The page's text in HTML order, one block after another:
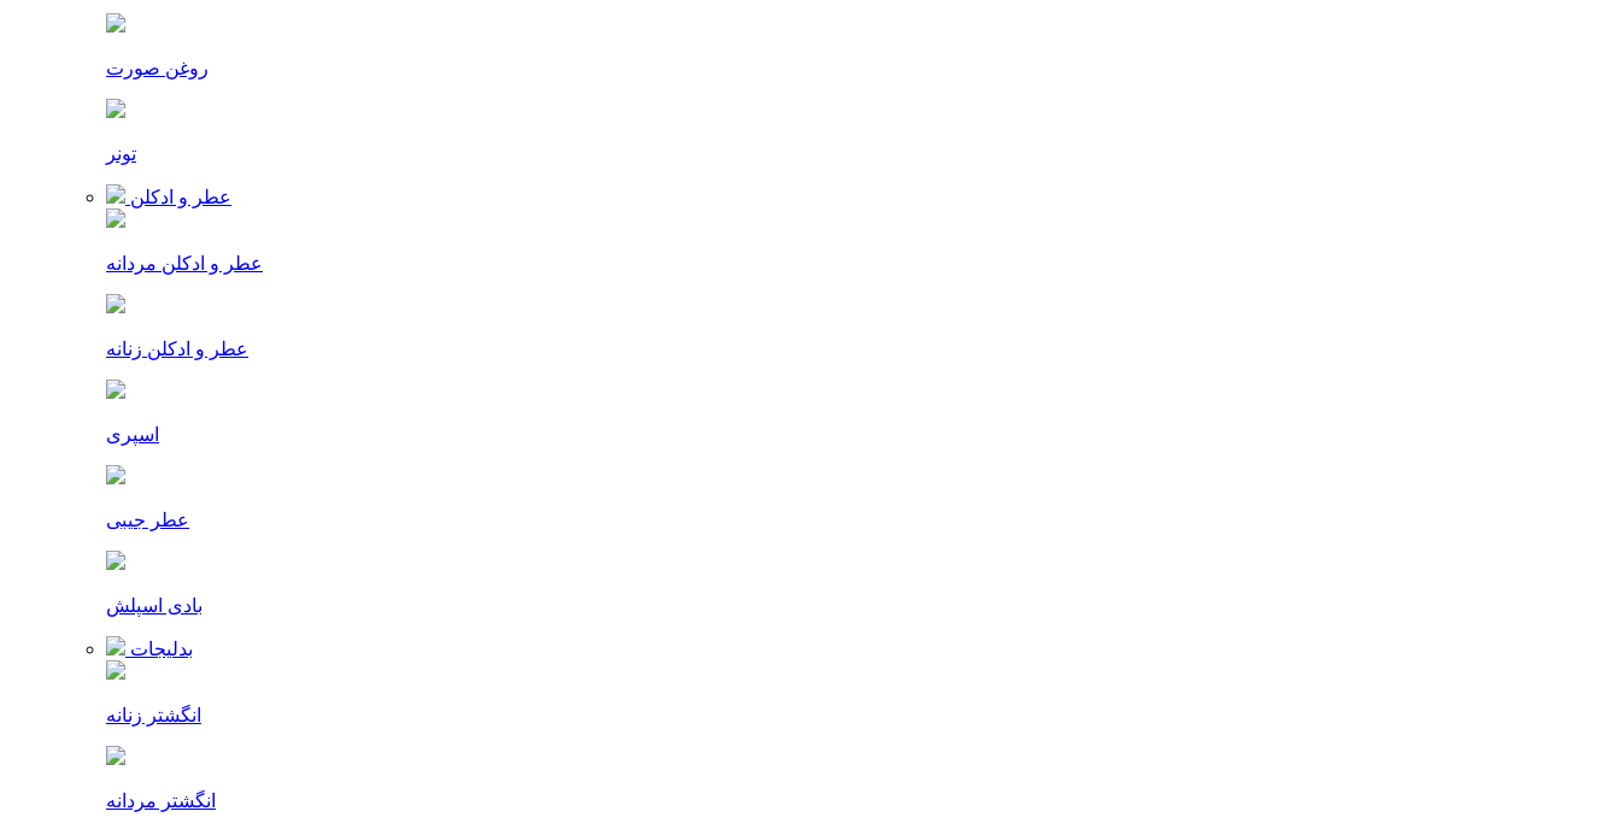
روغن صورت
تونر
عطر و ادکلن
عطر و ادکلن مردانه
عطر و ادکلن زنانه
اسپری
عطر جیبی
بادی اسپلش
بدلیجات
انگشتر زنانه
انگشتر مردانه